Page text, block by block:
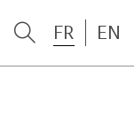
FR EN